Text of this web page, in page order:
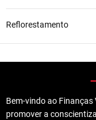
Reflorestamento
Bem-vindo ao
promover a